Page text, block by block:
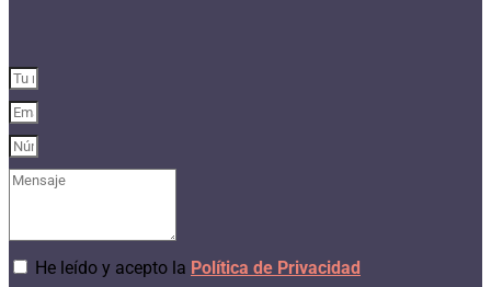
He leído y acepto la Política de Privacidad